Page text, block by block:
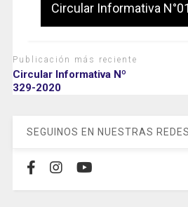
Circular Informativa
Publicación más reciente
Circular Informativa Nº
329-2020
SEGUINOS EN NUESTRAS REDES